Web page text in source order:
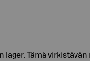
Tämä virkistävän